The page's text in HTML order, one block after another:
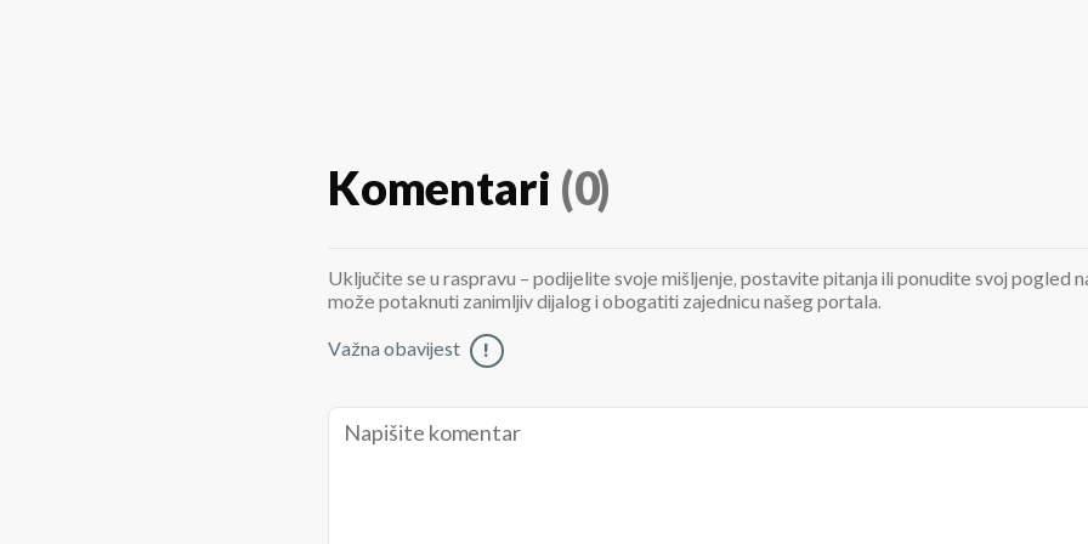
Komentari (0)
Uključite se u raspravu – podijelite svoje mišljenje, postavite pitanja ili ponudite svoj pogled
može potaknuti zanimljiv dijalog i obogatiti zajednicu našeg portala.
Važna obavijest !